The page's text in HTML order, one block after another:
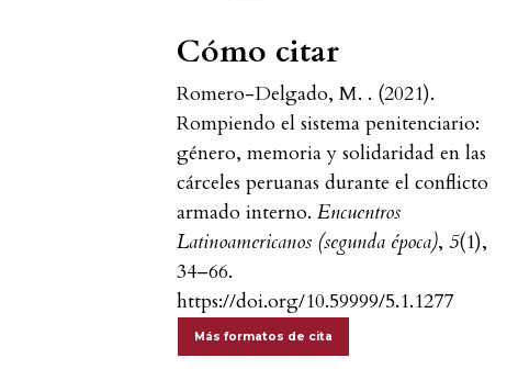
Cómo citar
Romero-Delgado, M. . (2021).
Rompiendo el sistema penitenciario:
género, memoria y solidaridad en las
cárceles peruanas durante el conflicto
armado interno.Encuentros
Latinoamericanos (segunda época), 5(1),
34–66.
https://doi.org/10.59999/5.1.1277
Más formatos de cita